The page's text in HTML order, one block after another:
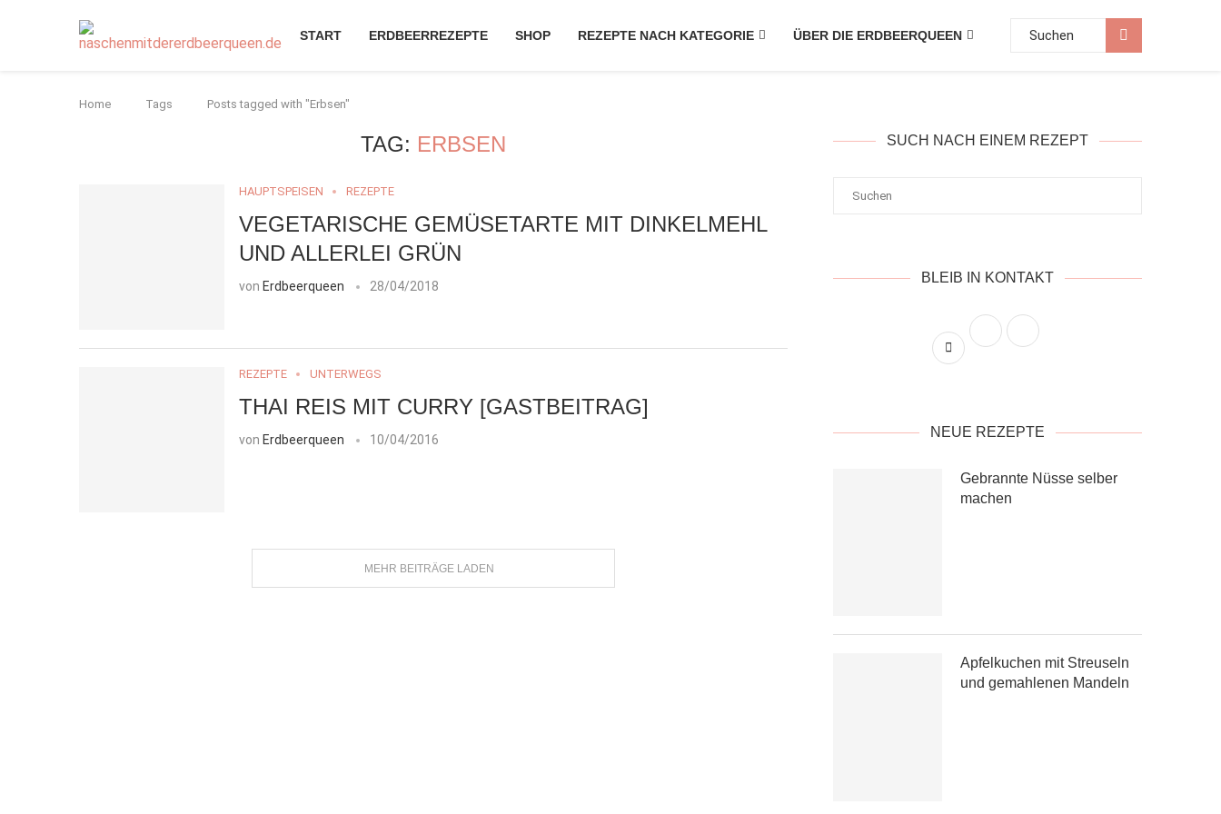
START ERDBEERREZEPTE SHOP REZEPTE NACH KATEGORIE ÜBER DIE ERDBEERQUEEN
Home Tags Posts tagged with "Erbsen"
TAG: ERBSEN
HAUPTSPEISEN REZEPTE
VEGETARISCHE GEMÜSETARTE MIT DINKELMEHL
UND ALLERLEI GRÜN
von Erdbeerqueen 28/04/2018
REZEPTE UNTERWEGS
THAI REIS MIT CURRY [GASTBEITRAG]
von Erdbeerqueen 10/04/2016
MEHR BEITRÄGE LADEN
SUCH NACH EINEM REZEPT
BLEIB IN KONTAKT
NEUE REZEPTE
Gebrannte Nüsse selber
machen
Apfelkuchen mit Streuseln
und gemahlenen Mandeln